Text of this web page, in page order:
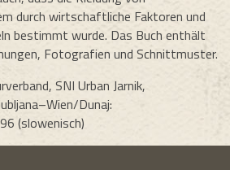
durch wirtschaftliche Faktoren und
bestimmt wurde. Das Buch enthält
Fotografien und Schnittmuster.
SNI Urban Jarnik,
Dunaj:
(slowenisch)